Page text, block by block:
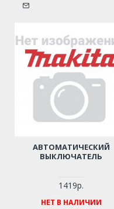
АВТОМАТИЧЕСКИЙ
ВЫКЛЮЧАТЕЛЬ
1419р.
НЕТ В НАЛИЧИИ